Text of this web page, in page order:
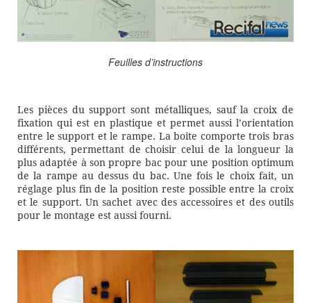
Feuilles d’instructions
Les pièces du support sont métalliques, sauf la croix de
fixation qui est en plastique et permet aussi l’orientation
entre le support et le rampe. La boite comporte trois bras
différents, permettant de choisir celui de la longueur la
plus adaptée à son propre bac pour une position optimum
de la rampe au dessus du bac. Une fois le choix fait, un
réglage plus fin de la position reste possible entre la croix
et le support. Un sachet avec des accessoires et des outils
pour le montage est aussi fourni.